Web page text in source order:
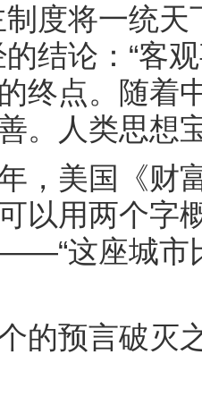
度将一统
的结论：“客
终点。随着
。人类思想
美国《财富
以用两个字
这座城
预言破灭之